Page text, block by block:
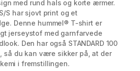
med rund hals og korte ærmer.
S har sjovt print og et
Denne hummel® T-shirt er
jerseystof med garnfarvede
Den har også STANDARD 100
så du kan være sikker på, at der
i fremstillingen.